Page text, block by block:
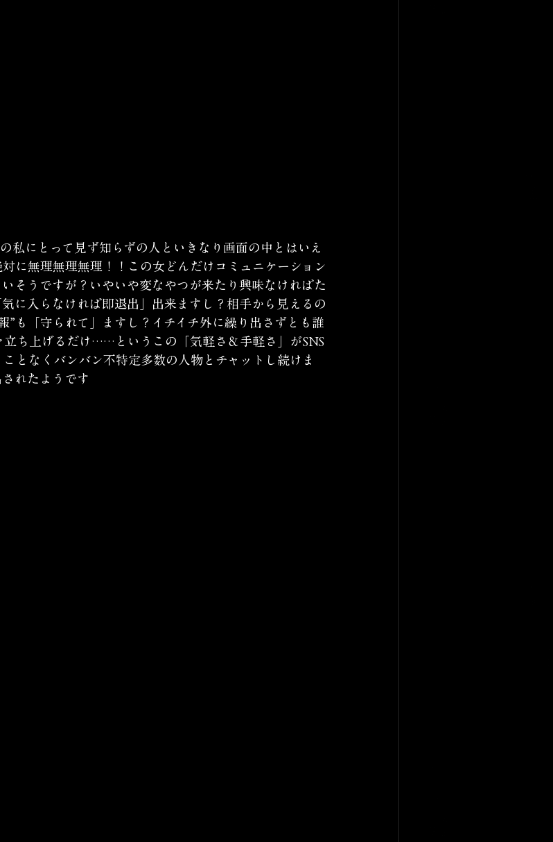
私にとって見ず知らずの人といきなり画面の中とはいえ
に無理無理無理！！この女どんだけコミュニケーション
そうですが？いやいや変なやつが来たり興味なければた
に入らなければ即退出」出来ますし？相手から見えるの
”も「守られて」ますし？イチイチ外に繰り出さずとも誰
立ち上げるだけ……というこの「気軽さ＆手軽さ」がSNS
となくバンバン不特定多数の人物とチャットし続けま
れたようです